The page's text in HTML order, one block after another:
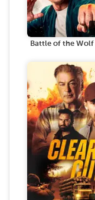
Battle of the Wolf